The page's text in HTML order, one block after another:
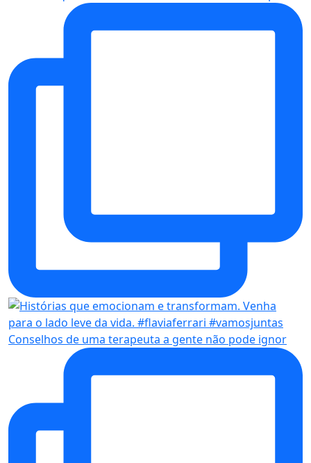
Conselhos de uma terapeuta a gente não pode ignor